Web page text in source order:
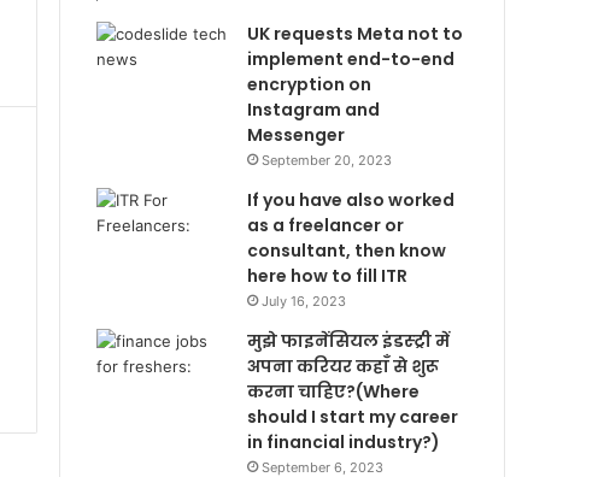
UK requests Meta not to
implement end-to-end
encryption on
Instagram and
Messenger
September 20, 2023
If you have also worked
as a freelancer or
consultant, then know
here how to fill ITR
July 16, 2023
मुझे फाइनेंसियल इंडस्ट्री में
अपना करियर कहाँ से शुरू
करना चाहिए?(Where
should I start my career
in financial industry?)
September 6, 2023